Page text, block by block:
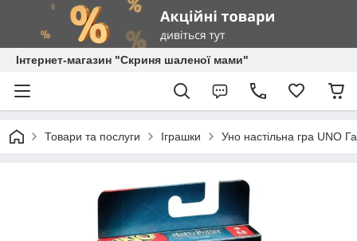
Інтернет-магазин "Скриня шаленої мами"
Товари та послуги Іграшки Уно настільна гра UNO